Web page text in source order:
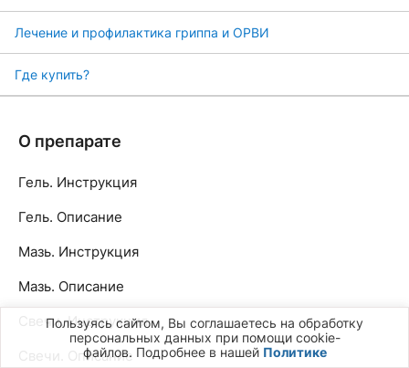
Пользуясь сайтом, Вы соглашаетесь на обработку
персональных данных при помощи cookie-
файлов. Подробнее в нашей Политике
Лечение и профилактика гриппа и ОРВИ
Где купить?
О препарате
Гель. Инструкция
Гель. Описание
Мазь. Инструкция
Мазь. Описание
Свечи. Инструкция
Свечи. Описание